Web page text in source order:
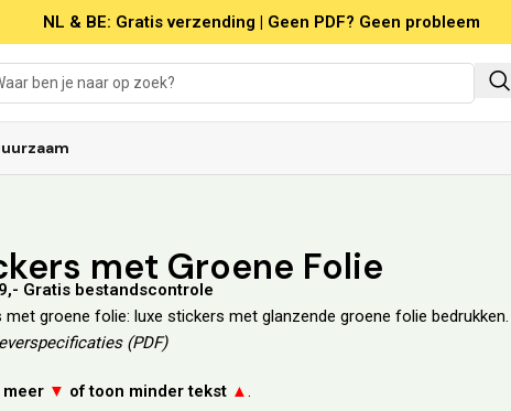
met Groene Folie
Gratis bestandscontrole
met groene folie: luxe stickers met glanzende groene folie bedrukken.
(PDF)
meer ▼ of toon minder tekst ▲
NL & BE: Gratis verzending | Geen PDF? Geen probleem